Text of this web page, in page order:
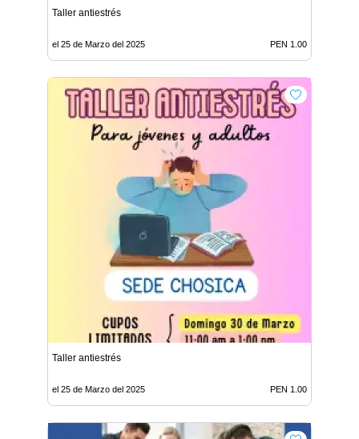
Taller antiestrés
el 25 de Marzo del 2025 PEN 1.00
Taller antiestrés
el 25 de Marzo del 2025 PEN 1.00